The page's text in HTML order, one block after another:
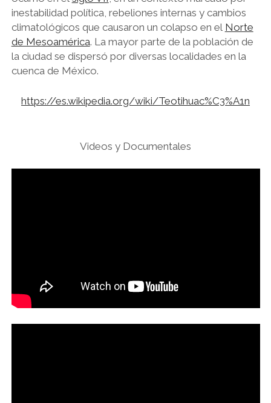
inestabilidad política, rebeliones internas y cambios
climatológicos que causaron un colapso en el Norte
de Mesoamérica. La mayor parte de la población de
la ciudad se dispersó por diversas localidades en la
cuenca de México.
https://es.wikipedia.org/wiki/Teotihuac%C3%A1n
Videos y Documentales